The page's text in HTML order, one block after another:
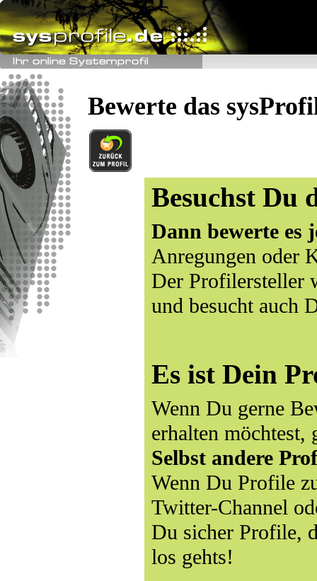
Bewerte das
Besuchst Du
Dann bewerte es
Anregungen oder
Der Profilersteller
und besucht auch
Es ist Dein
Wenn Du gerne
erhalten
Selbst andere
Wenn Du Profile
Twitter-Channel
Du sicher Profile,
los gehts!